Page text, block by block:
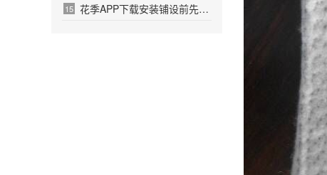
15 花季APP下载安装铺设前先洒一遍沥青的原因